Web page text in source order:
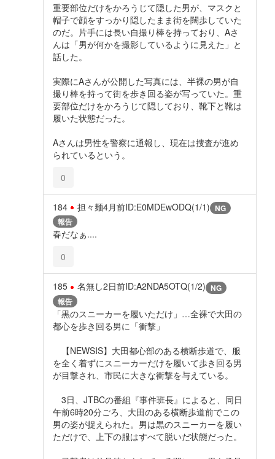
重要部位だけをかろうじて隠した男が、マスクと
帽子で顔をすっかり隠したまま街を闊歩していた
のだ。片手には長い自撮り棒を持っており、Aさ
んは「男が何かを撮影しているように見えた」と
話した。
実際にAさんが公開した写真には、半裸の男が自
撮り棒を持って街を歩き回る姿が写っていた。重
要部位だけをかろうじて隠しており、靴下と靴は
履いた状態だった。
Aさんは男性を警察に通報し、現在は捜査が進め
られているという。
0
184 担々麺4月前ID:E0MDEwODQ(1/1) NG
報告
春だなぁ....
0
185 名無し2日前ID:A2NDA5OTQ(1/2) NG
報告
「黒のスニーカーを履いただけ」…全裸で大田の
都心を歩き回る男に「衝撃」
【NEWSIS】大田都心部のある横断歩道で、服
を全く着ずにスニーカーだけを履いて歩き回る男
が目撃され、市民に大きな衝撃を与えている。
3日、JTBCの番組『事件班長』によると、同日
午前6時20分ごろ、大田のある横断歩道前でこの
男の姿が捉えられた。男は黒のスニーカーを履い
ただけで、上下の服はすべて脱いだ状態だった。